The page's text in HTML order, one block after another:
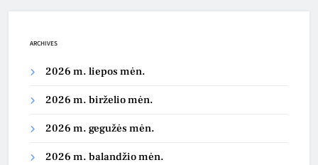
ARCHIVES
2026 m. liepos mėn.
2026 m. birželio mėn.
2026 m. gegužės mėn.
2026 m. balandžio mėn.